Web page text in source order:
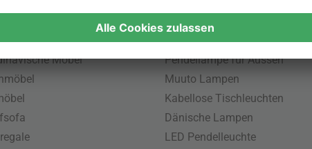
Möbel
Beliebte Leuchten
Pendellampe für Aussen
Muuto Lampen
Kabellose Tischleuchten
Dänische Lampen
LED Pendelleuchte